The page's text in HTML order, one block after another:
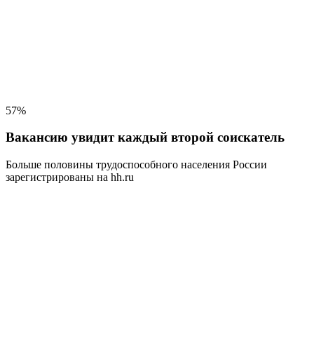
57%
Вакансию увидит каждый второй соискатель
Больше половины трудоспособного населения России
зарегистрированы на hh.ru